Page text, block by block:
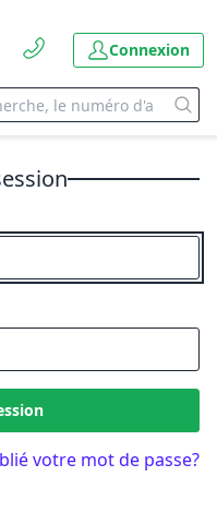
Connexion
votre mot de passe?